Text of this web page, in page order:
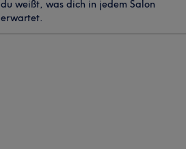
du weißt, was dich in jedem Salon
erwartet.